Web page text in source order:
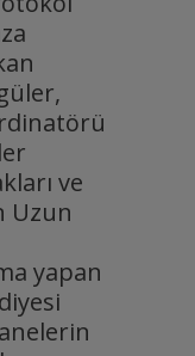
ve
Uzun
yapan